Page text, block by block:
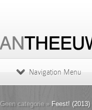
Navigation Menu
Geen categorie »Feest! (2013)